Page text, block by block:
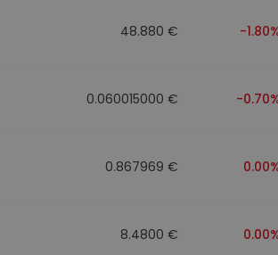
48.880 € -
0.060015000 € -
0.867969 €
8.4800 €